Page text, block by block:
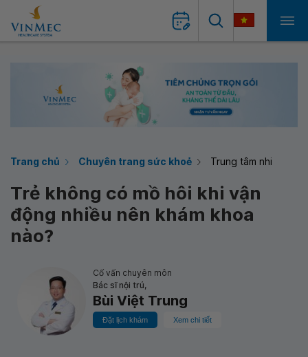
Trang chủ Chuyên trang sức khoẻ Trung tâm nhi
Trẻ không có mồ hôi khi vận
động nhiều nên khám khoa
nào?
Cố vấn chuyên môn
Bác sĩ nội trú,
Bùi Việt Trung
Đặt lịch khám Xem chi tiết